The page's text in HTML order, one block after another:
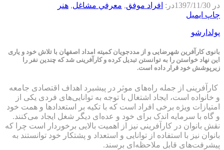
در 1397/11/30در: افراد موفق, معرفي مشاغل, هنر
چاپ ایمیل
پولدارشو
بانوی کارآفرین شهرضایی و از مددجویان کمیته امداد اصفهان با تلاش خود و یاری
این نهاد خواستن را به توانستن تبدیل کرده و کارآفرینی شد که چندین نفر را
زیرپوشش خود قرار داده است.
کارآفرینی از جمله راه‌های موثر در پیشبرد اهداف اقتصادی جامعه
و خانواده است، ایجاد اشتغال با توجه به توانایی‌های فردی یکی از
امتیازات ویژه برخی افراد است که با تکیه بر استعدادها و همت خود
و گاه با سرمایه اندک برای خود و عده‌ای دیگر شغل ایجاد می‌کنند.
نقش بانوان در کارآفرینی نیز از اهمیت بالایی برخوردار است چرا که
بانوان نیز با استفاده از توانایی و استعداد و پشتکار خود توانستند به
پیشرفت‌های قابل ملاحظه‌ای برسند.